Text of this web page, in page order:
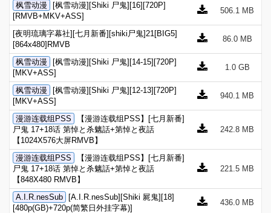
枫雪动漫
[枫雪动漫][Shiki 尸鬼][16][720P]
[RMVB+MKV+ASS]
506.1 MB
[夜明琉璃字幕社][七月新番][shiki尸鬼]21[BIG5]
[864x480]RMVB
86.0 MB
枫雪动漫
[枫雪动漫][Shiki 尸鬼][14-15][720P]
[MKV+ASS]
1.0 GB
枫雪动漫
[枫雪动漫][Shiki 尸鬼][12-13][720P]
[MKV+ASS]
940.1 MB
漫游连载组PSS
【漫游连载组PSS】[七月新番]
尸鬼 17+18话 第悼と杀魑話+第悼と夜話
【1024X576大屏RMVB】
242.8 MB
漫游连载组PSS
【漫游连载组PSS】[七月新番]
尸鬼 17+18话 第悼と杀魑話+第悼と夜話
【848X480 RMVB】
221.5 MB
A.I.R.nesSub
[A.I.R.nesSub][Shiki 屍鬼][18]
[480p(GB)+720p(简繁日外挂字幕)]
436.0 MB